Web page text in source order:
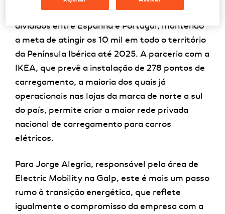
pontos de carregamento de veículos elétricos
divididos entre Espanha e Portugal, mantendo
a meta de atingir os 10 mil em todo o território
da Península Ibérica até 2025. A parceria com a
IKEA, que prevê a instalação de 278 pontos de
carregamento, a maioria dos quais já
operacionais nas lojas da marca de norte a sul
do país, permite criar a maior rede privada
nacional de carregamento para carros
elétricos.
Para Jorge Alegria, responsável pela área de
Electric Mobility na Galp, este é mais um passo
rumo à transição energética, que reflete
igualmente o compromisso da empresa com a